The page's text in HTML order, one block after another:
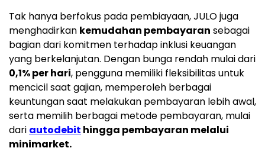
Tak hanya berfokus pada pembiayaan, JULO juga
menghadirkan kemudahan pembayaran sebagai
bagian dari komitmen terhadap inklusi keuangan
yang berkelanjutan. Dengan bunga rendah mulai dari
0,1% per hari, pengguna memiliki fleksibilitas untuk
mencicil saat gajian, memperoleh berbagai
keuntungan saat melakukan pembayaran lebih awal,
serta memilih berbagai metode pembayaran, mulai
dari autodebit hingga pembayaran melalui
minimarket.